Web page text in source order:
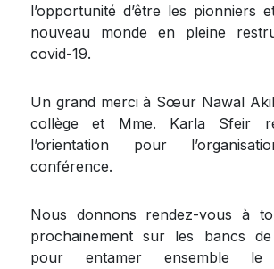
l’opportunité d’être les pionniers
nouveau monde en pleine
covid-19.
Un grand merci à Sœur Nawal
collège et Mme. Karla Sfeir
l’orientation pour
conférence.
Nous donnons rendez-vous à
prochainement sur les bancs
pour entamer ensemble